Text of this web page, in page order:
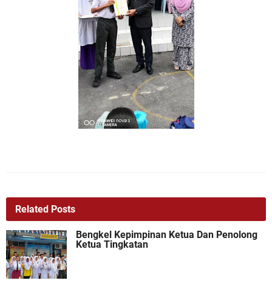
Related Posts
Bengkel Kepimpinan Ketua Dan Penolong
Ketua Tingkatan